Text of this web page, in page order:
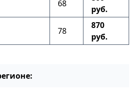
68
руб.
78
870
руб.